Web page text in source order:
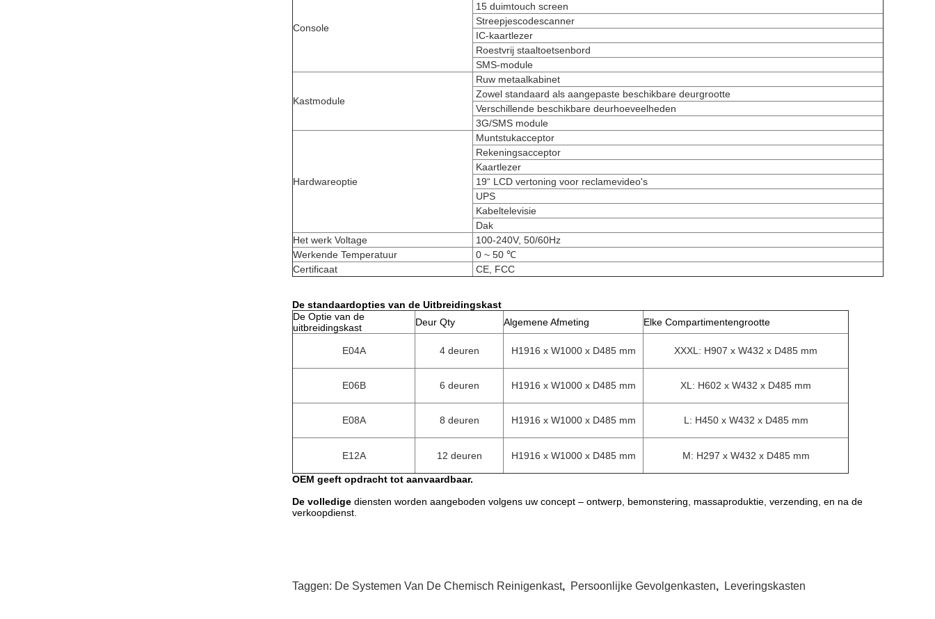
Console
15 duimtouch screen
Streepjescodescanner
IC-kaartlezer
Roestvrij staaltoetsenbord
SMS-module
Kastmodule
Ruw metaalkabinet
Zowel standaard als aangepaste beschikbare deurgrootte
Verschillende beschikbare deurhoeveelheden
3G/SMS module
Hardwareoptie
Muntstukacceptor
Rekeningsacceptor
Kaartlezer
19“ LCD vertoning voor reclamevideo's
UPS
Kabeltelevisie
Dak
Het werk Voltage
100-240V, 50/60Hz
Werkende Temperatuur
0 ~ 50 ℃
Certificaat
CE, FCC
De standaardopties van de Uitbreidingskast
De Optie van de
uitbreidingskast
Deur Qty Algemene Afmeting Elke Compartimentengrootte
E04A 4 deuren H1916 x W1000 x D485 mm XXXL: H907 x W432 x D485 mm
E06B 6 deuren H1916 x W1000 x D485 mm XL: H602 x W432 x D485 mm
E08A 8 deuren H1916 x W1000 x D485 mm L: H450 x W432 x D485 mm
E12A 12 deuren H1916 x W1000 x D485 mm M: H297 x W432 x D485 mm
OEM geeft opdracht tot aanvaardbaar.
De volledige diensten worden aangeboden volgens uw concept – ontwerp, bemonstering, massaproduktie, verzending, en na de
verkoopdienst.
Taggen: De Systemen Van De Chemisch Reinigenkast, Persoonlijke Gevolgenkasten, Leveringskasten